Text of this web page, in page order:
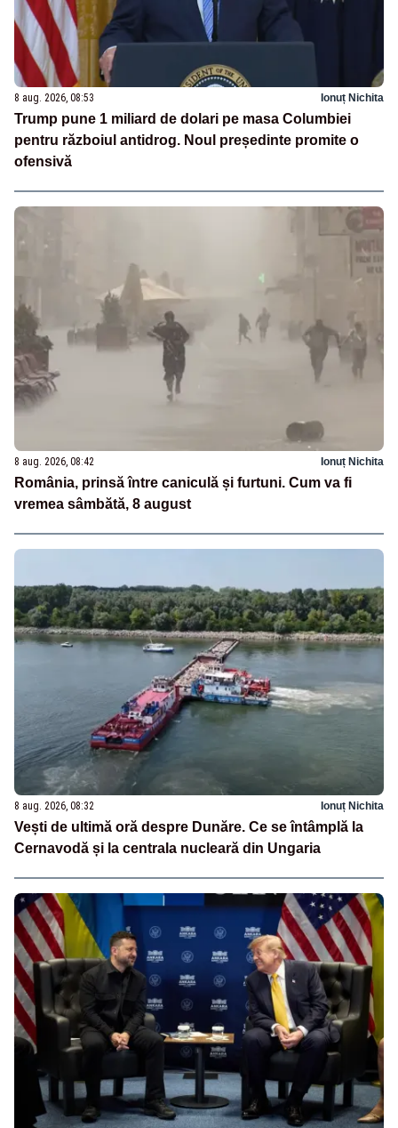
8 aug. 2026, 08:53 Ionuț Nichita
Trump pune 1 miliard de dolari pe masa Columbiei
pentru războiul antidrog. Noul președinte promite o
ofensivă
8 aug. 2026, 08:42 Ionuț Nichita
România, prinsă între caniculă și furtuni. Cum va fi
vremea sâmbătă, 8 august
8 aug. 2026, 08:32 Ionuț Nichita
Vești de ultimă oră despre Dunăre. Ce se întâmplă la
Cernavodă și la centrala nucleară din Ungaria